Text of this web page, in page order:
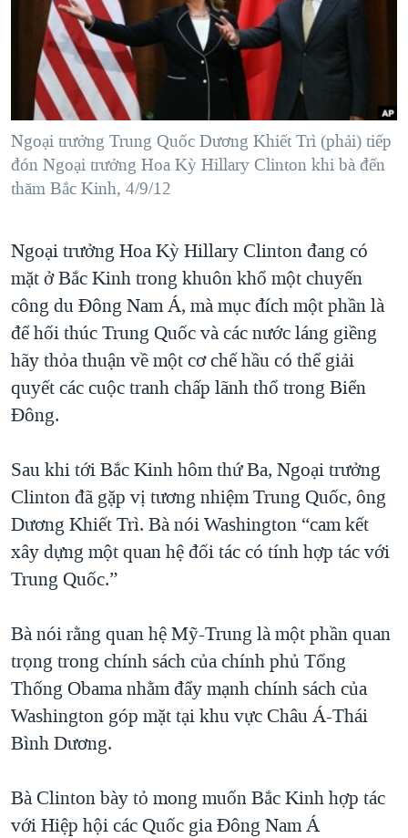
"Tìm"NGƯỜI VIỆT HẢI NGOẠI
ĐỜI SỐNG
KINH TẾ
KHOA HỌC
SỨC KHOẺ
VĂN HOÁ
GIÁO DỤC
TẠI
HÀNH TRÌNH BẦU CỬ 2024
MỘT NĂM CHIẾN TRANH TẠI DẢI GAZA
GIẢI MÃ VÀNH ĐAI & CON ĐƯỜNG
NGÀY TỊ NẠN THẾ GIỚI
TRỊNH VĨNH BÌNH - NGƯỜI HẠ 'BÊN THẮNG CUỘC'
GROUND ZERO – XƯA VÀ NAY
CÁC GIÁ TRỊ CỘNG HÒA Ở VIỆT NAM
THƯỢNG ĐỈNH TRUMP-KIM TẠI VIỆT NAM
TRỊNH VĨNH BÌNH VS. CHÍNH PHỦ VIỆT NAM
NGƯ DÂN VIỆT VÀ LÀN SÓNG TRỘM HẢI SÂM
BÊN KIA QUỐC LỘ: TIẾNG VỌNG TỪ NÔNG THÔN MỸ
VIDEO
NGHE
MẠNG XÃ HỘI
Ngôn ngữ khác
Ngoại trưởng Trung Quốc Dương Khiết Trì (phải) tiếp
đón Ngoại trưởng Hoa Kỳ Hillary Clinton khi bà đến
thăm Bắc Kinh, 4/9/12
Ngoại trưởng Hoa Kỳ Hillary Clinton đang có
mặt ở Bắc Kinh trong khuôn khổ một chuyến
công du Đông Nam Á, mà mục đích một phần là
để hối thúc Trung Quốc và các nước láng giềng
hãy thỏa thuận về một cơ chế hầu có thể giải
quyết các cuộc tranh chấp lãnh thổ trong Biển
Đông.
Sau khi tới Bắc Kinh hôm thứ Ba, Ngoại trưởng
Clinton đã gặp vị tương nhiệm Trung Quốc, ông
Dương Khiết Trì. Bà nói Washington “cam kết
xây dựng một quan hệ đối tác có tính hợp tác với
Trung Quốc.”
Bà nói rằng quan hệ Mỹ-Trung là một phần quan
trọng trong chính sách của chính phủ Tổng
Thống Obama nhằm đẩy mạnh chính sách của
Washington góp mặt tại khu vực Châu Á-Thái
Bình Dương.
Bà Clinton bày tỏ mong muốn Bắc Kinh hợp tác
với Hiệp hội các Quốc gia Đông Nam Á